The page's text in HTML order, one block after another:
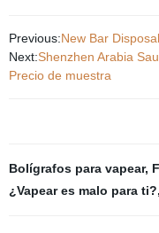
Previous:New Bar
Next:Shenzhen Arabia
Precio de muestra
Bolígrafos para vapear,
¿Vapear es malo para ti?,